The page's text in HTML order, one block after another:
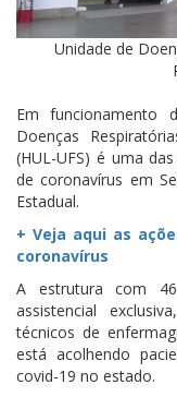
Unidade de
Em funcionamento
Doenças
(HUL-UFS) é uma
de coronavírus em
Estadual.
+ Veja aqui as
coronavírus
A estrutura com
assistencial
técnicos de
está acolhendo
covid-19 no estado.